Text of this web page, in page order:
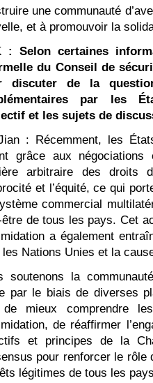
une communauté
et à promouvoir la
: Selon certaines
du Conseil de
discuter de la
par les
et les sujets de
: Récemment, les
grâce aux négociations
arbitraire des droits
et l’équité, ce qui
commercial
être de tous les pays. Cet
a également
les Nations Unies et la
soutenons la
par le biais de diverses
mieux comprendre
de réaffirmer
et principes de la
pour renforcer le
légitimes de tous les